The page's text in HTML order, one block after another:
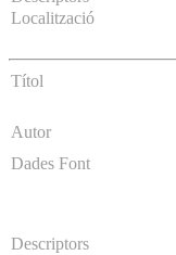
Localització
Títol
Autor
Dades Font
Descriptors